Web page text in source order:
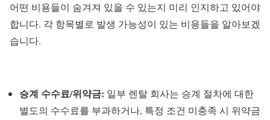
어떤 비용들이 숨겨져 있을 수 있는지 미리 인지하고 있어야
합니다. 각 항목별로 발생 가능성이 있는 비용들을 알아보겠
습니다.
승계 수수료/위약금: 일부 렌탈 회사는 승계 절차에 대한
별도의 수수료를 부과하거나, 특정 조건 미충족 시 위약금